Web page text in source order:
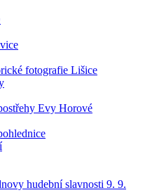
fotografie Lišice
Evy Horové
hudební slavnosti 9. 9.